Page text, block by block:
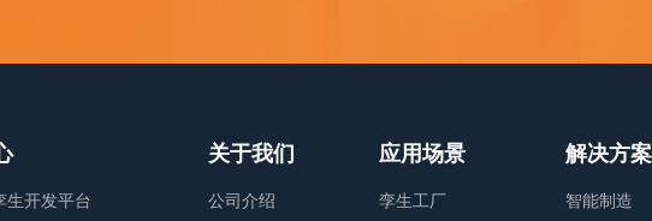
生开发平台
关于我们
公司介绍
应用场景
孪生工厂
解决方案
智能制造